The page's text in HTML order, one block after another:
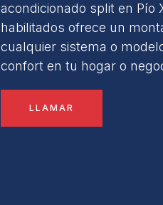
acondicionado split en Pío
habilitados ofrece un
cualquier sistema o
confort en tu hogar o
LLAMAR